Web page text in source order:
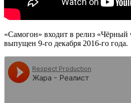
«Самогон» входит в релиз «Чёрный
выпущен 9-го декабря 2016-го года.